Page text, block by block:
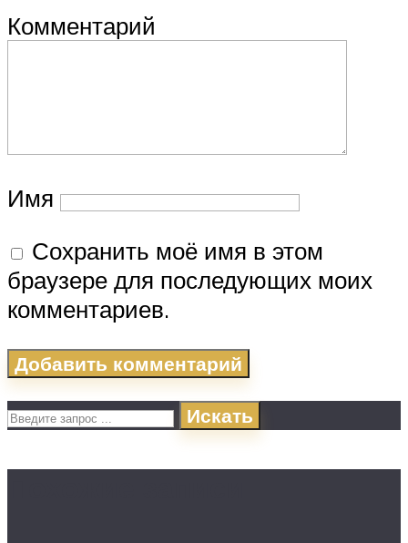
Комментарий
Имя
Сохранить моё имя в этом
браузере для последующих моих
комментариев.
Искать